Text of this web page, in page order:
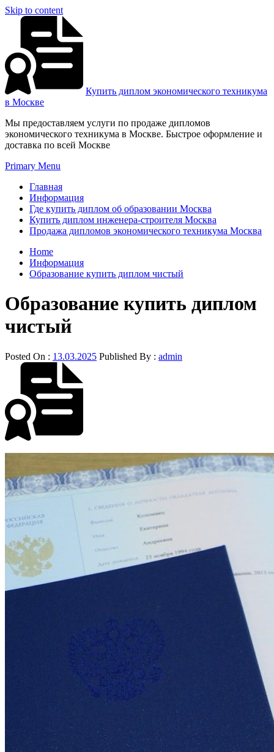
Skip to content
Купить диплом экономического техникума
в Москве
Мы предоставляем услуги по продаже дипломов
экономического техникума в Москве. Быстрое оформление и
доставка по всей Москве
Primary Menu
Главная
Информация
Где купить диплом об образовании Москва
Купить диплом инженера-строителя Москва
Продажа дипломов экономического техникума Москва
Home
Информация
Образование купить диплом чистый
Образование купить диплом
чистый
Posted On : 13.03.2025 Published By : admin